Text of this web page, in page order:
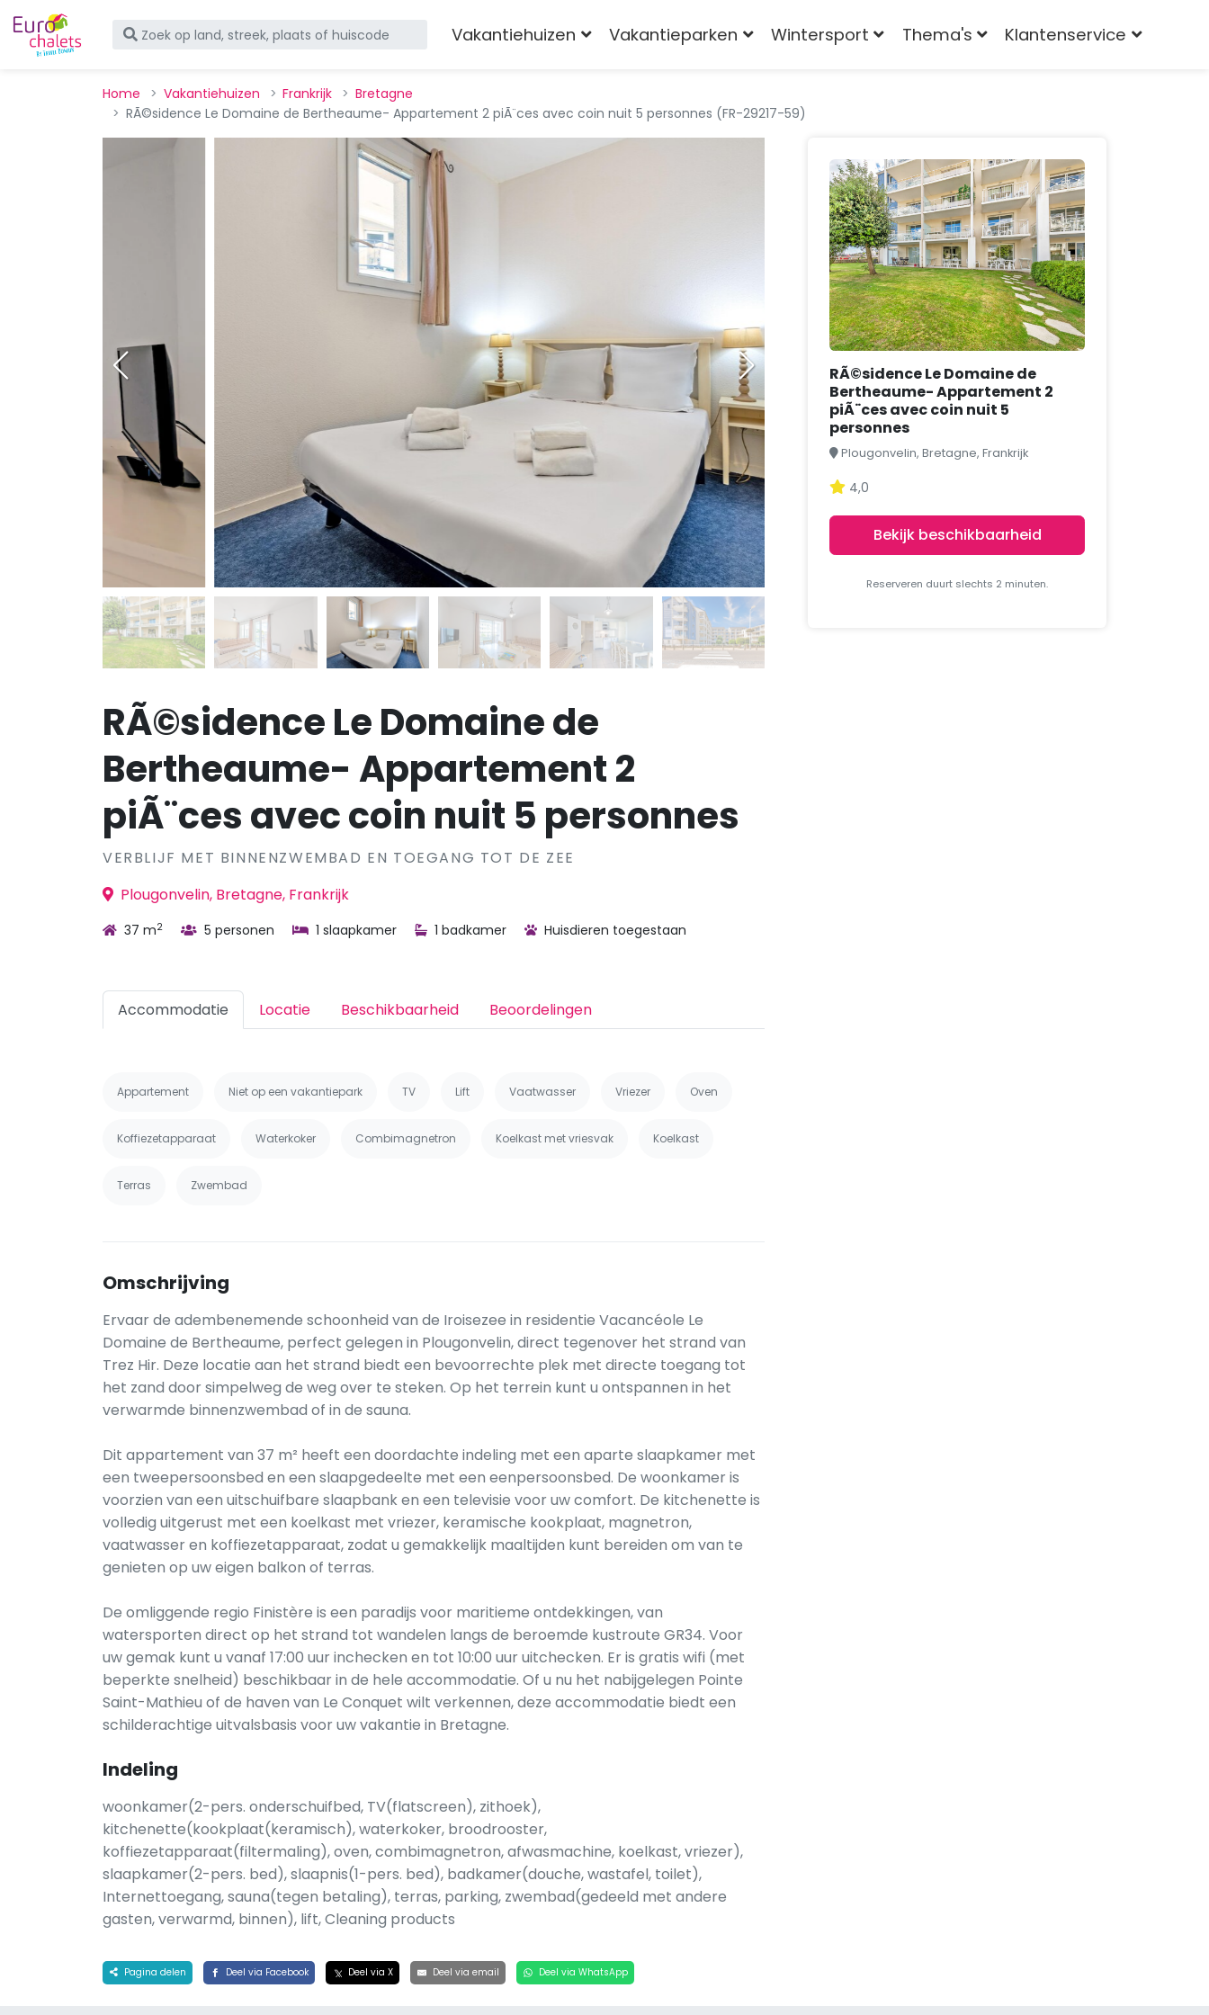
Vakantiehuizen Vakantieparken Wintersport Thema's Klantenservice
Home Vakantiehuizen Frankrijk
Bretagne
RÃ©sidence Le Domaine de Bertheaume- Appartement 2 piÃ¨ces avec coin nuit 5 personnes (FR-29217-59)
RÃ©sidence Le Domaine de
Bertheaume- Appartement 2
piÃ¨ces avec coin nuit 5 personnes
VERBLIJF MET BINNENZWEMBAD EN TOEGANG TOT DE ZEE
Plougonvelin, Bretagne, Frankrijk
37 m2 5 personen 1 slaapkamer 1 badkamer Huisdieren toegestaan
Accommodatie Locatie Beschikbaarheid Beoordelingen
Appartement Niet op een vakantiepark TV Lift Vaatwasser Vriezer Oven
Koffiezetapparaat Waterkoker Combimagnetron Koelkast met vriesvak Koelkast
Terras Zwembad
Omschrijving
Ervaar de adembenemende schoonheid van de Iroisezee in residentie Vacancéole Le
Domaine de Bertheaume, perfect gelegen in Plougonvelin, direct tegenover het strand van
Trez Hir. Deze locatie aan het strand biedt een bevoorrechte plek met directe toegang tot
het zand door simpelweg de weg over te steken. Op het terrein kunt u ontspannen in het
verwarmde binnenzwembad of in de sauna.
Dit appartement van 37 m² heeft een doordachte indeling met een aparte slaapkamer met
een tweepersoonsbed en een slaapgedeelte met een eenpersoonsbed. De woonkamer is
voorzien van een uitschuifbare slaapbank en een televisie voor uw comfort. De kitchenette is
volledig uitgerust met een koelkast met vriezer, keramische kookplaat, magnetron,
vaatwasser en koffiezetapparaat, zodat u gemakkelijk maaltijden kunt bereiden om van te
genieten op uw eigen balkon of terras.
De omliggende regio Finistère is een paradijs voor maritieme ontdekkingen, van
watersporten direct op het strand tot wandelen langs de beroemde kustroute GR34. Voor
uw gemak kunt u vanaf 17:00 uur inchecken en tot 10:00 uur uitchecken. Er is gratis wifi (met
beperkte snelheid) beschikbaar in de hele accommodatie. Of u nu het nabijgelegen Pointe
Saint-Mathieu of de haven van Le Conquet wilt verkennen, deze accommodatie biedt een
schilderachtige uitvalsbasis voor uw vakantie in Bretagne.
Indeling
woonkamer(2-pers. onderschuifbed, TV(flatscreen), zithoek),
kitchenette(kookplaat(keramisch), waterkoker, broodrooster,
koffiezetapparaat(filtermaling), oven, combimagnetron, afwasmachine, koelkast, vriezer),
slaapkamer(2-pers. bed), slaapnis(1-pers. bed), badkamer(douche, wastafel, toilet),
Internettoegang, sauna(tegen betaling), terras, parking, zwembad(gedeeld met andere
gasten, verwarmd, binnen), lift, Cleaning products
Pagina delen Deel via Facebook Deel via X Deel via email Deel via WhatsApp
RÃ©sidence Le Domaine de
Bertheaume- Appartement 2
piÃ¨ces avec coin nuit 5
personnes
Plougonvelin, Bretagne, Frankrijk
4,0
Bekijk beschikbaarheid
Reserveren duurt slechts 2 minuten.